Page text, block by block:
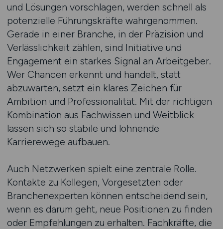
und Lösungen vorschlagen, werden schnell als
potenzielle Führungskräfte wahrgenommen.
Gerade in einer Branche, in der Präzision und
Verlässlichkeit zählen, sind Initiative und
Engagement ein starkes Signal an Arbeitgeber.
Wer Chancen erkennt und handelt, statt
abzuwarten, setzt ein klares Zeichen für
Ambition und Professionalität. Mit der richtigen
Kombination aus Fachwissen und Weitblick
lassen sich so stabile und lohnende
Karrierewege aufbauen.
Auch Netzwerken spielt eine zentrale Rolle.
Kontakte zu Kollegen, Vorgesetzten oder
Branchenexperten können entscheidend sein,
wenn es darum geht, neue Positionen zu finden
oder Empfehlungen zu erhalten. Fachkräfte, die